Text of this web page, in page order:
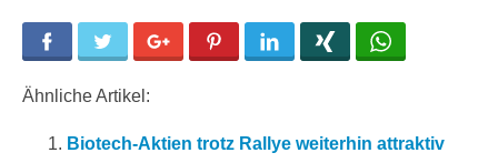
Facebook Twitter Google+ Pinterest LinkedIn
Ähnliche Artikel:
Biotech-Aktien trotz Rallye weiterhin attraktiv